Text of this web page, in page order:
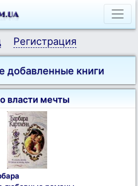
Регистрация
добавленные книги
власти мечты